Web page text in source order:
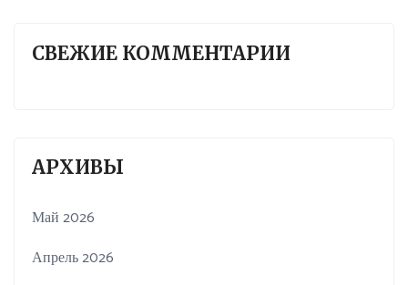
СВЕЖИЕ КОММЕНТАРИИ
АРХИВЫ
Май 2026
Апрель 2026